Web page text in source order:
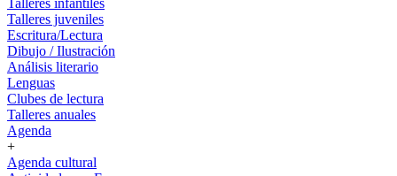
Talleres infantiles
Talleres juveniles
Escritura/Lectura
Dibujo / Ilustración
Análisis literario
Lenguas
Clubes de lectura
Talleres anuales
Agenda
+
Agenda cultural